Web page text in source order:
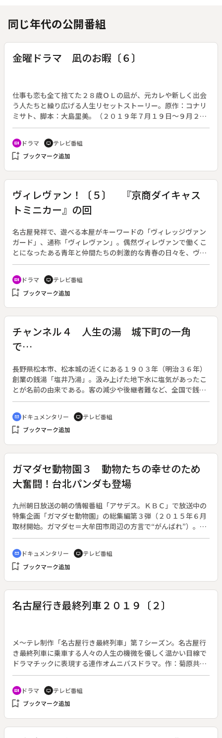
同じ年代の公開番組
金曜ドラマ 凪のお暇〔６〕
仕事も恋も全て捨てた２８歳ＯＬの凪が、元カレや新しく出会
う人たちと繰り広げる人生リセットストーリー。原作：コナリ
ミサト、脚本：大島里美。（２０１９年７月１９日～９月２０
日放送、全１０回）◆第６回。ゴン（中村倫也）と別れ、再び
リセット人生をスタートした凪（黒木華）は、ママ（武田真
治）から声をかけられ、スナック「バブル」２号店でボーイと
して働くことにする。ママや杏（中田クルミ）の邪魔にならな
うまく答えることができず、落ち込んでいた。一方、慎二（高
橋一生）は、会社の同僚の円（唐田えりか）と交際をはじめ、
オフィスラブを楽しんでいたが、ある日「バブル」２号店を訪
れ、凪と鉢合わせをしてしまう。その頃、ゴンは凪から返され
のことを考えると胸がチクッとする、この胸の痛みがなんなの
か分からないでいると、緑（三田佳子）からそれは“初恋”だと
言われ、凪のことを好きだと自覚する。
recent_actors ドラマ tv テレビ番組
bookmark_add ブックマーク追加
ヴィレヴァン！〔５〕 『京商ダイキャス
トミニカー』の回
名古屋発祥で、遊べる本屋がキーワードの「ヴィレッジヴァン
ガード」、通称「ヴィレヴァン」。偶然ヴィレヴァンで働くこ
とになったある青年と仲間たちの刺激的な青春の日々を、ヴィ
レヴァン愛に溢れたキャストが送るサブカル満載のドラマ。脚
本：いながききよたか。（２０１９年５月１４日～６月２５日
放送、全７回）◆第５回「『京商ダイキャストミニカー』の
回。杉下（岡山天音）やリサ（森川葵）などバイトも総出で棚
り動揺する一同。そして全員で万引き対策に熱を入れた結果、
お店からお客さんがいなくなってしまった。どこか危機感のな
い杉下や山本（本多力）たちに苛立ちを覚える今中（最上も
が）は、他のバイトたちと仲違いをしてしまう。そしてある
recent_actors ドラマ tv テレビ番組
bookmark_add ブックマーク追加
チャンネル４ 人生の湯 城下町の一角
で…
長野県松本市、松本城の近くにある１９０３年（明治３６年）
創業の銭湯「塩井乃湯」。汲み上げた地下水に塩気があったこ
とが名前の由来である。客の減少や後継者難など、全国で銭湯
の明かりが消えていく中、４代目の洋子さんがひとりで切り盛
りしている。かつては繁盛していた銭湯だったが、現在は１日
男女合わせて４０人程度まで客足は減少していた。お客さんの
多くは近所の高齢者の常連で、塩井乃湯は地域コミュニティー
掃除は長年、ご近所さんも手伝い、助け合いながら銭湯は運営
されてきた。２０１８年、洋子さんの姪が跡を継ぐ決意で東京
から松本へ移り住み、塩井乃湯に活気をもたらそうと様々な仕
掛けを始めた。城下町の銭湯と、そこに通う人々の５年間を追
cinematic_blur ドキュメンタリー tv テレビ番組
bookmark_add ブックマーク追加
ガマダセ動物園３ 動物たちの幸せのため
大奮闘！台北パンダも登場
九州朝日放送の朝の情報番組「アサデス。ＫＢＣ」で放送中の
特集企画「ガマダセ動物園」の総集編第３弾（２０１５年６月
取材開始。ガマダセ＝大牟田市周辺の方言で“がんばれ”）。舞
台である福岡県の大牟田市動物園は、飼育員１１名、獣医師２
名の小さな動物園である。しかも職員の多くは２０～３０代の
若者ばかり。彼らが園をあげて行っているのが「動物福祉」の
取り組みだ。「麻酔を使わない採血」「歯周病対策」「駆除さ
動物たちに健康で幸せに暮らしてもらうために行っている。世
界で環境保護への気運が高まっていく中、動物園は飼育してい
る動物たちに“いかに健康で長生きしてもらうか”が課題なの
飼育技術を視察し、現地の飼育員とも交流を持つ。
cinematic_blur ドキュメンタリー tv テレビ番組
bookmark_add ブックマーク追加
名古屋行き最終列車２０１９〔２〕
メ～テレ制作「名古屋行き最終列車」第７シーズン。名古屋行
き最終列車に乗車する人々の人生の機微を優しく温かい目線で
ドラマチックに表現する連作オムニバスドラマ。作：菊原共
基。（２０１９年１月１５日～３月２６日放送、全１０回）◆
第２回。海老せんべい工場に就職した雄介（矢本悠馬）は、同
じ通勤電車で見かける美人ＯＬ里見（筧美和子）に胸ときめか
す毎日。ある日、電車内の忘れ物をきっかけに二人は急接近。
きたと嘘をついてしまう。里見を本当の彼女にするため、デー
トを重ねる雄介だったが、次第に里見の本当の目的が明らかに
recent_actors ドラマ tv テレビ番組
bookmark_add ブックマーク追加